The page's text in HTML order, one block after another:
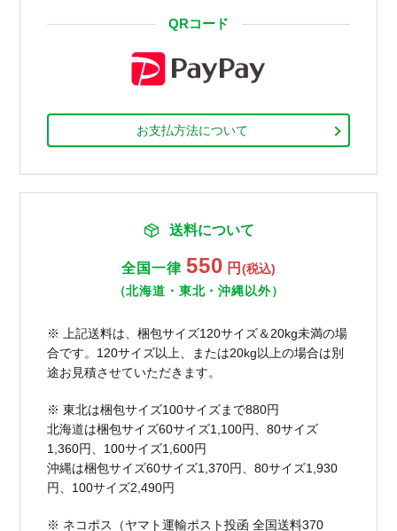
QRコード
お支払方法について
送料について
全国一律 550 円 (税込)
（北海道・東北・沖縄以外）
※ 上記送料は、梱包サイズ120サイズ＆20kg未満の場
合です。120サイズ以上、または20kg以上の場合は別
途お見積させていただきます。
※ 東北は梱包サイズ100サイズまで880円
北海道は梱包サイズ60サイズ1,100円、80サイズ
1,360円、100サイズ1,600円
沖縄は梱包サイズ60サイズ1,370円、80サイズ1,930
円、100サイズ2,490円
※ ネコポス（ヤマト運輸ポスト投函 全国送料370